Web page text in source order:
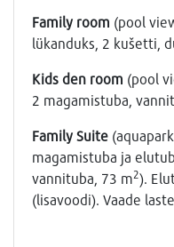
Family room (pool
lükanduks, 2 kušetti,
Kids den room (pool
2 magamistuba,
Family Suite
magamistuba ja
vannituba, 73 m2).
(lisavoodi). Vaade